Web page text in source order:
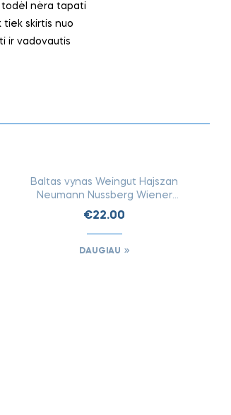
todėl nėra tapati
skirtis nuo
ir vadovautis
FIZINĖSE
PARDUOTUVĖSE
Baltas vynas Weingut Hajszan
Neumann Nussberg Wiener
Gemischter Sats DAC (Bio)
€22.00
DAUGIAU